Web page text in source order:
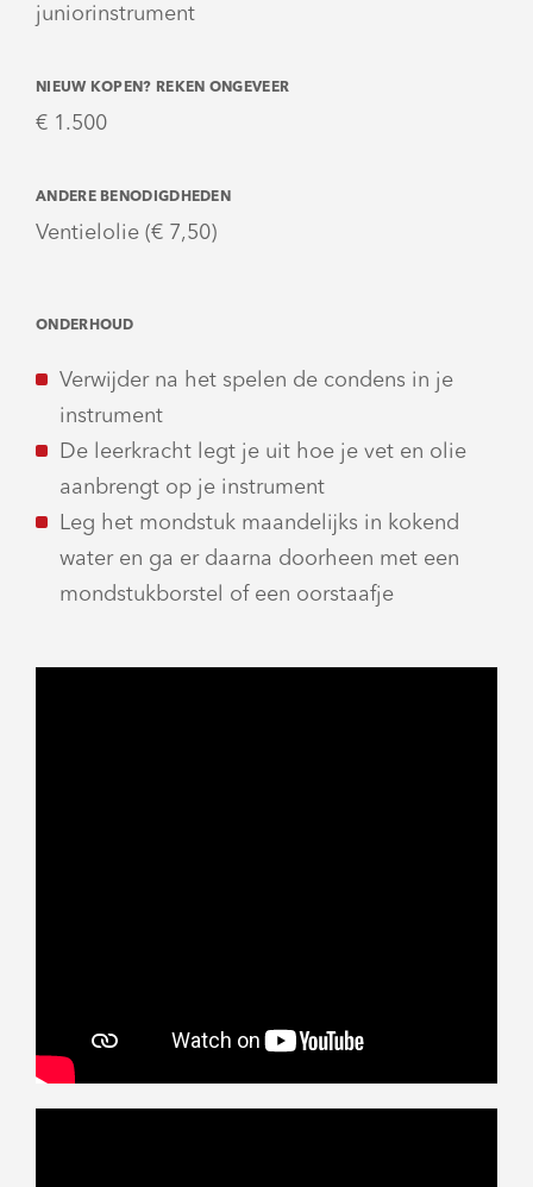
juniorinstrument
NIEUW KOPEN? REKEN ONGEVEER
€ 1.500
ANDERE BENODIGDHEDEN
Ventielolie (€ 7,50)
ONDERHOUD
Verwijder na het spelen de condens in je
instrument
De leerkracht legt je uit hoe je vet en olie
aanbrengt op je instrument
Leg het mondstuk maandelijks in kokend
water en ga er daarna doorheen met een
mondstukborstel of een oorstaafje